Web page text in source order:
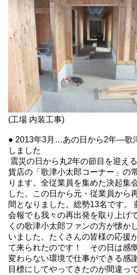
(工場 内装工事)
● 2013年3月…あの日から2年―歌
しました
震災の日から丸2年の節目を迎え
貨店の「歌津小太郎コーナー」の
ります。全従業員を集めた決起集
した。この日から元・従業員から
間となりました。総勢13名です。
会報でも我々の再出発を取り上げ
くの歌津小太郎ファンの方が懐か
いました。たくさんの皆様の応援
て来られたのです！ その日は感
変わらない環境で仕事ができる感
目標にしてやってきたのが間違っ